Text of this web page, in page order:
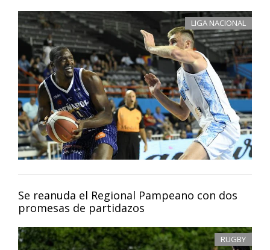
LIGA NACIONAL
Se reanuda el Regional Pampeano con dos
promesas de partidazos
RUGBY